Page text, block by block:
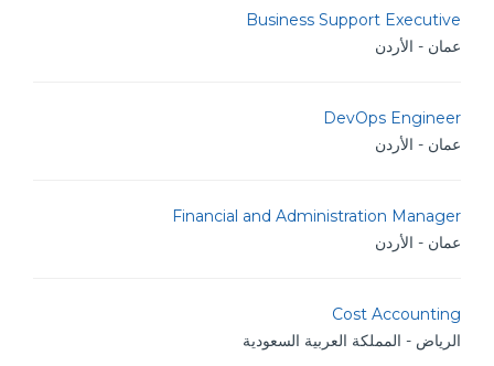
Business Support Executive
عمان - الأردن
DevOps Engineer
عمان - الأردن
Financial and Administration Manager
عمان - الأردن
Cost Accounting
الرياض - المملكة العربية السعودية